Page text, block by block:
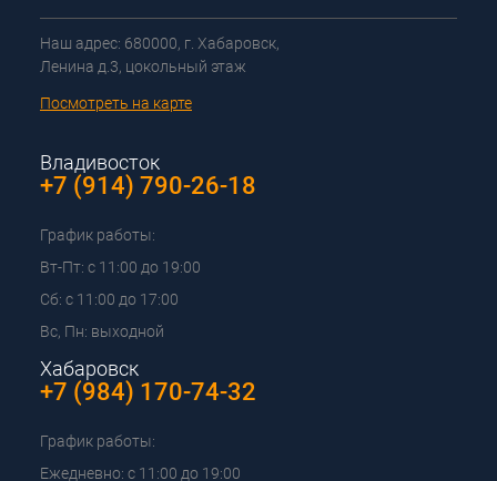
Наш адрес: 680000, г. Хабаровск,
Ленина д.3, цокольный этаж
Посмотреть на карте
Владивосток
+7 (914) 790-26-18
График работы:
Вт-Пт: с 11:00 до 19:00
Сб: с 11:00 до 17:00
Вс, Пн: выходной
Хабаровск
+7 (984) 170-74-32
График работы:
Ежедневно: с 11:00 до 19:00